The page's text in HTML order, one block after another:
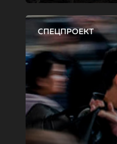
СПЕЦПРОЕКТ